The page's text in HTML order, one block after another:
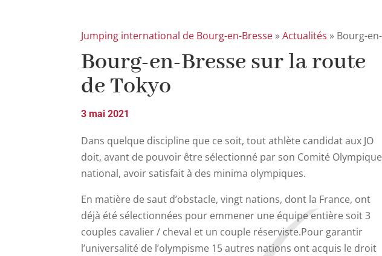
Jumping international de Bourg-en-Bresse »Actualités » Bourg-
Bourg-en-Bresse sur la route
de Tokyo
3 mai 2021
Dans quelque discipline que ce soit, tout athlète candidat aux JO
doit, avant de pouvoir être sélectionné par son Comité Olympique
national, avoir satisfait à des minima olympiques.
En matière de saut d’obstacle, vingt nations, dont la France, ont
déjà été sélectionnées pour emmener une équipe entière soit 3
couples cavalier / cheval et un couple réserviste.Pour garantir
l’universalité de l’olympisme 15 autres nations ont acquis le droit